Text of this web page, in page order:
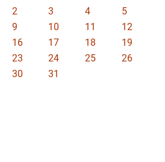
2 3 4
5
9 10 11
12
16 17 18
19
23 24 25
26
30
31